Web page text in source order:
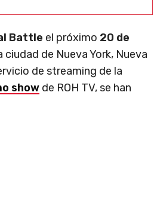
Battle el próximo 20 de
de Nueva York, Nueva
de streaming de la
show de ROH TV, se han